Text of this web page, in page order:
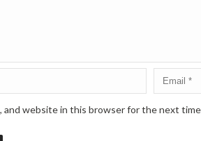
and website in this browser for the next